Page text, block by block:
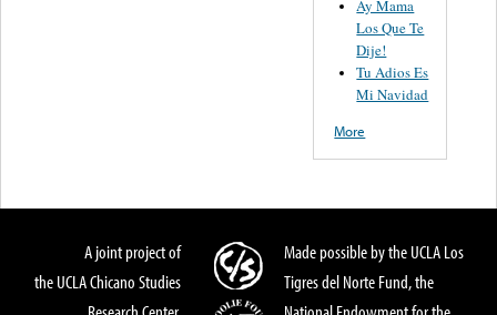
Ay Mama
Los Que Te
Dije!
Tu Adios Es
Mi Navidad
More
A joint project of
the UCLA Chicano Studies
Made possible by the UCLA Los
Tigres del Norte Fund, the